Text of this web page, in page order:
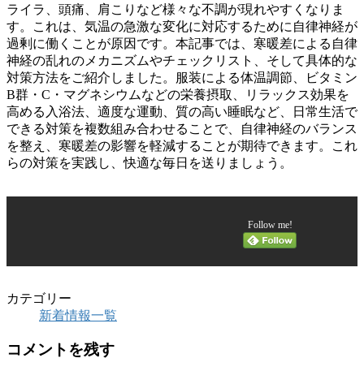
ライラ、頭痛、肩こりなど様々な不調が現れやすくなりま
す。これは、気温の急激な変化に対応するために自律神経が
過剰に働くことが原因です。本記事では、寒暖差による自律
神経の乱れのメカニズムやチェックリスト、そして具体的な
対策方法をご紹介しました。服装による体温調節、ビタミン
B群・C・マグネシウムなどの栄養摂取、リラックス効果を
高める入浴法、適度な運動、質の高い睡眠など、日常生活で
できる対策を複数組み合わせることで、自律神経のバランス
を整え、寒暖差の影響を軽減することが期待できます。これ
らの対策を実践し、快適な毎日を送りましょう。
Follow me!
カテゴリー
新着情報一覧
コメントを残す